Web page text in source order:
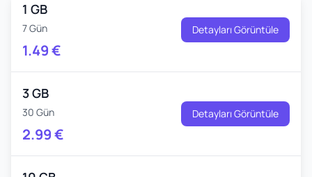
1 GB
7 Gün
1.49€
Detayları Görüntüle
3 GB
30 Gün
2.99€
Detayları Görüntüle